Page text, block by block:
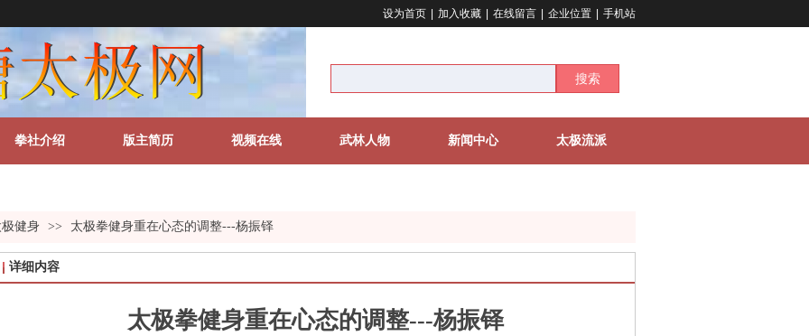
搜索
设为首页 加入收藏 在线留言 企业位置 手机站
拳社介绍 版主简历 视频在线 武林人物 新闻中心 太极流派
健身 >> 太极拳健身重在心态的调整---杨振铎
详细内容
太极拳健身重在心态的调整---杨振铎